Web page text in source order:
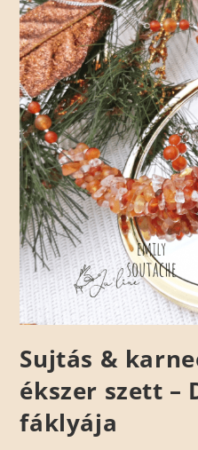
Sujtás &
ékszer szett –
fáklyája